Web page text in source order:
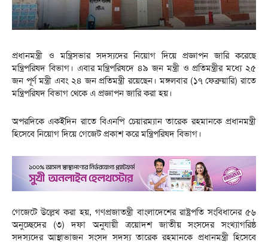
প্রধানমন্ত্রী ও মন্ত্রিসভার সদস্যদের নিয়োগ দিয়ে প্রজ্ঞাপন জারি করেছে
মন্ত্রিপরিষদ বিভাগ। এবার মন্ত্রিপরিষদে ৪৯ জন মন্ত্রী ও প্রতিমন্ত্রীর মধ্যে ২৫
জন পূর্ণ মন্ত্রী এবং ২৪ জন প্রতিমন্ত্রী রয়েছেন। মঙ্গলবার (১৭ ফেব্রুয়ারি) রাতে
মন্ত্রিপরিষদ বিভাগ থেকে এ প্রজ্ঞাপন জারি করা হয়।
অপরদিকে একইদিন রাতে বিএনপি চেয়ারম্যান তারেক রহমানকে প্রধানমন্ত্রী
হিসেবে নিয়োগ দিয়ে গেজেট প্রকাশ করে মন্ত্রিপরিষদ বিভাগ।
গেজেটে উল্লেখ করা হয়, গণপ্রজাতন্ত্রী বাংলাদেশের রাষ্ট্রপতি সংবিধানের ৫৬
অনুচ্ছেদের (৩) দফা অনুযায়ী ত্রয়োদশ জাতীয় সংসদের সংখ্যাগরিষ্ঠ
সদস্যদের আস্থাভাজন সংসদ সদস্য তারেক রহমানকে প্রধানমন্ত্রী হিসেবে